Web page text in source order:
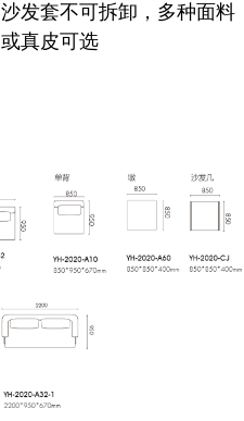
沙发套不可拆卸，多种面料
或真皮可选